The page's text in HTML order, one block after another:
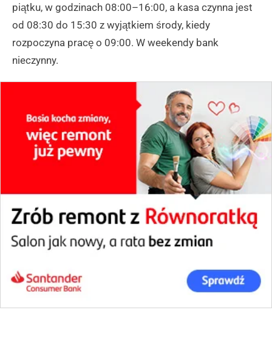
piątku, w godzinach 08:00–16:00, a kasa czynna jest
od 08:30 do 15:30 z wyjątkiem środy, kiedy
rozpoczyna pracę o 09:00. W weekendy bank
nieczynny.